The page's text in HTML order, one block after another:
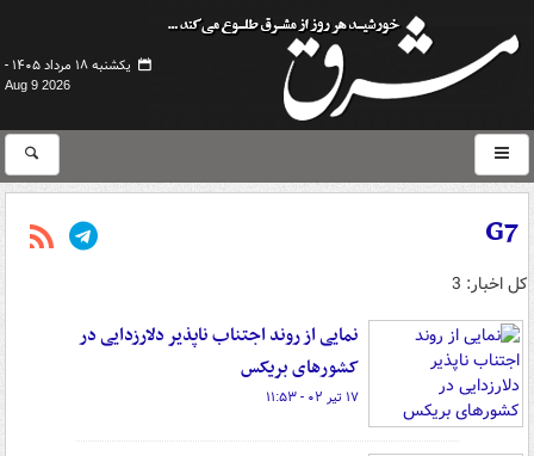
یکشنبه ۱۸ مرداد ۱۴۰۵ -
Aug 9 2026
G7
کل اخبار: 3
نمایی از روند اجتناب ناپذیر دلارزدایی در
کشورهای بریکس
۱۷ تیر ۰۲ - ۱۱:۵۳